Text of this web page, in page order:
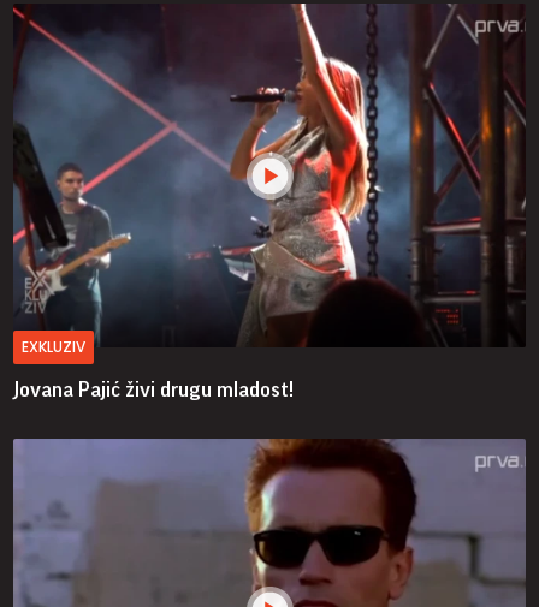
EXKLUZIV
Jovana Pajić živi drugu mladost!